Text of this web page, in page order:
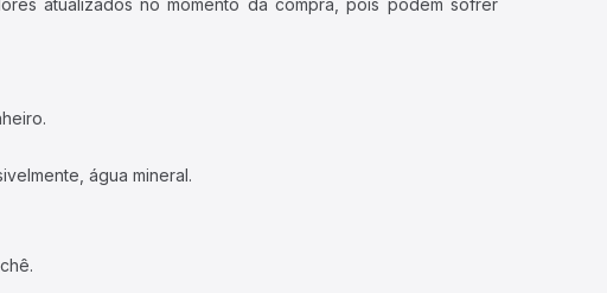
atualizados no momento da compra, pois podem sofrer
água mineral.